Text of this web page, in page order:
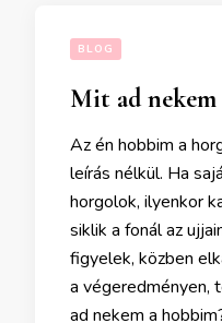
BLOG
Mit ad nekem
Az én hobbim a
leírás nélkül. Ha
horgolok, ilyenkor
siklik a fonál az
figyelek, közben
a végeredményen,
ad nekem a